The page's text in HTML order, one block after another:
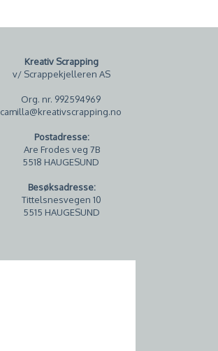
Kreativ Scrapping
v/ Scrappekjelleren AS
Org. nr. 992594969
camilla@kreativscrapping.no
Postadresse:
Are Frodes veg 7B
5518 HAUGESUND
Besøksadresse:
Tittelsnesvegen 10
5515 HAUGESUND